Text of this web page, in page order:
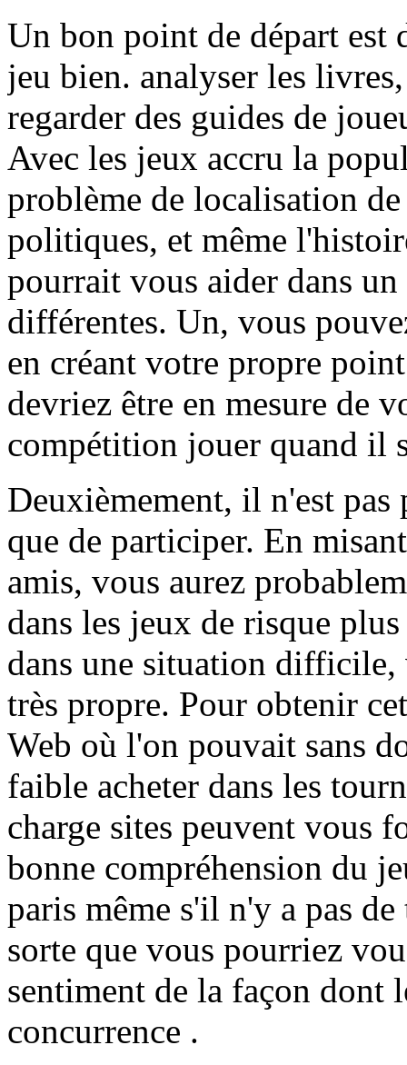
Un bon point de départ est
jeu bien. analyser les
regarder des guides de
Avec les jeux accru la
problème de localisation
politiques, et même
pourrait vous aider dans
différentes. Un, vous
en créant votre propre
devriez être en mesure de
compétition jouer quand il
Deuxièmement, il n'est
que de participer. En
amis, vous aurez
dans les jeux de risque
dans une situation difficile,
très propre. Pour obtenir
Web où l'on pouvait sans
faible acheter dans les
charge sites peuvent vous
bonne compréhension du
paris même s'il n'y a pas
sorte que vous pourriez
sentiment de la façon dont
concurrence .